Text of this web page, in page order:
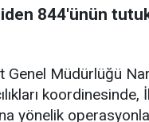
844'ünün
Genel Müdürlüğü
koordinesinde,
yönelik